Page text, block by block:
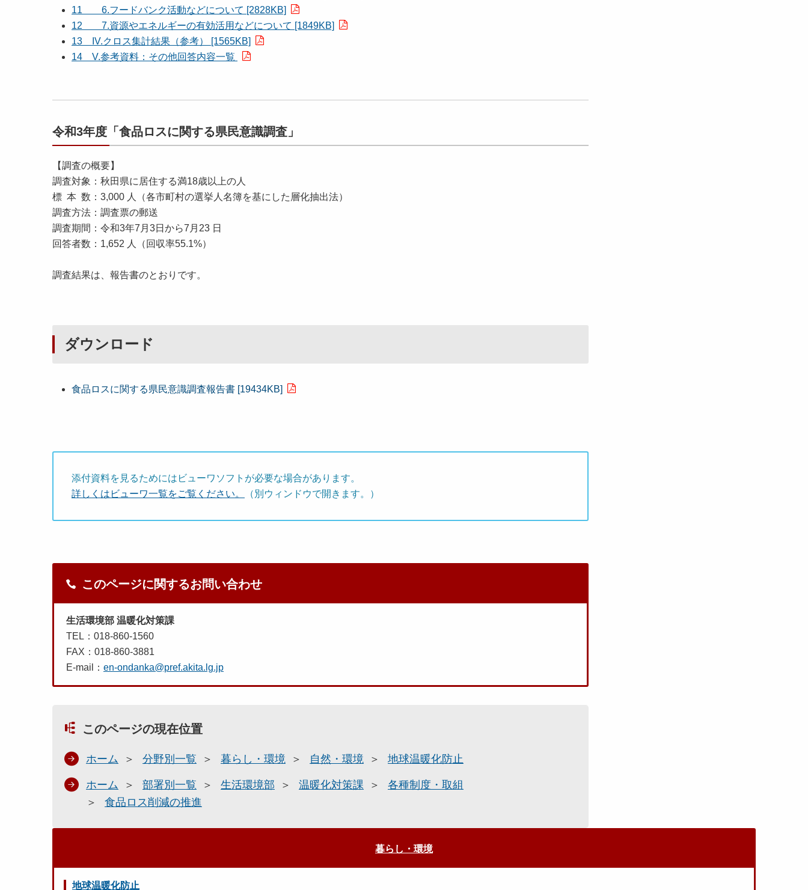
11 6.フードバンク活動などについて [2828KB]
12 7.資源やエネルギーの有効活用などについて [1849KB]
13 IV.クロス集計結果（参考） [1565KB]
14 V.参考資料：その他回答内容一覧
令和3年度「食品ロスに関する県民意識調査」
【調査の概要】
調査対象：秋田県に居住する満18歳以上の人
標 本 数：3,000 人（各市町村の選挙人名簿を基にした層化抽出法）
調査方法：調査票の郵送
調査期間：令和3年7月3日から7月23 日
回答者数：1,652 人（回収率55.1%）
調査結果は、報告書のとおりです。
ダウンロード
食品ロスに関する県民意識調査報告書 [19434KB]
添付資料を見るためにはビューワソフトが必要な場合があります。
詳しくはビューワ一覧をご覧ください。
（別ウィンドウで開きます。）
このページに関するお問い合わせ
生活環境部 温暖化対策課
TEL：018-860-1560
FAX：018-860-3881
E-mail： en-ondanka@pref.akita.lg.jp
このページの現在位置
ホーム 分野別一覧 暮らし・環境 自然・環境 地球温暖化防止
ホーム 部署別一覧 生活環境部 温暖化対策課
各種制度・取組
食品ロス削減の推進
暮らし・環境
地球温暖化防止